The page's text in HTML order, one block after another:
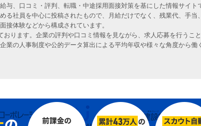
、口コミ・評判、転職・中途採用面接対策を基にした情報サイ
る社員を中心に投稿されたもので、月給だけでなく、残業代、手
体験などから構成されています。
ります。企業の評判や口コミ情報を見ながら、求人応募を行うこと
業の人事制度や公的データ算出による平均年収や様々な角度から